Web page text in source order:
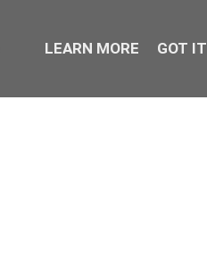
LEARN MORE GOT IT